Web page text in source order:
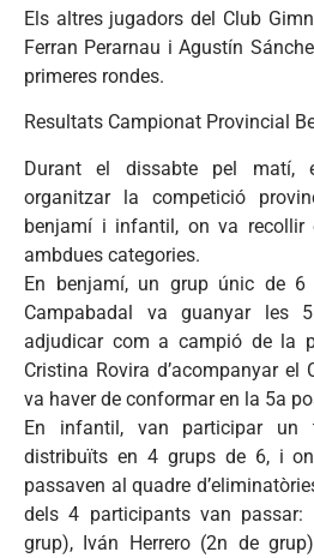
Els altres jugadors del Club
Ferran Perarnau i Agustín
primeres rondes.
Resultats Campionat Provincial
Durant el dissabte pel matí,
organitzar la competició
benjamí i infantil, on va recollir
ambdues categories.
En benjamí, un grup únic de 6
Campabadal va guanyar les
adjudicar com a campió de la
Cristina Rovira d’acompanyar
va haver de conformar en la 5a
En infantil, van participar un
distribuïts en 4 grups de 6, i
passaven al quadre
dels 4 participants van passar:
grup), Iván Herrero (2n de